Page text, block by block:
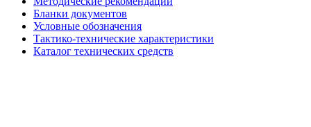
Бланки документов
Условные обозначения
Тактико-технические характеристики
Каталог технических средств